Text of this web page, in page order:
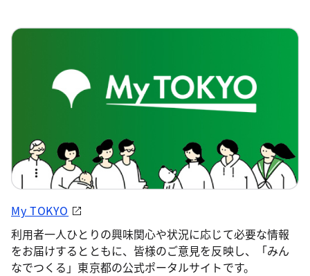
My TOKYO
利用者一人ひとりの興味関心や状況に応じて必要な情報
をお届けするとともに、皆様のご意見を反映し、「みん
なでつくる」東京都の公式ポータルサイトです。